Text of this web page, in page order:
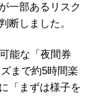
一部あるリスク
断しました。
能な「夜間券
まで約5時間楽
「まずは様子を